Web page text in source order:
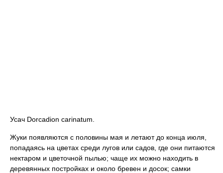
Усач Dorcadion carinatum.
Жуки появляются с половины мая и летают до конца июля,
попадаясь на цветах среди лугов или садов, где они питаются
нектаром и цветочной пылью; чаще их можно находить в
деревянных постройках и около бревен и досок; самки